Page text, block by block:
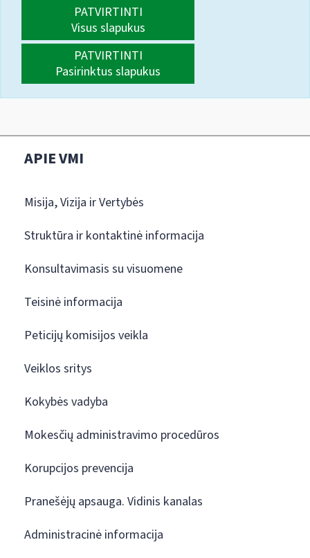
PATVIRTINTI
Visus slapukus
PATVIRTINTI
Pasirinktus slapukus
APIE VMI
Misija, Vizija ir Vertybės
Struktūra ir kontaktinė informacija
Konsultavimasis su visuomene
Teisinė informacija
Peticijų komisijos veikla
Veiklos sritys
Kokybės vadyba
Mokesčių administravimo procedūros
Korupcijos prevencija
Pranešėjų apsauga. Vidinis kanalas
Administracinė informacija